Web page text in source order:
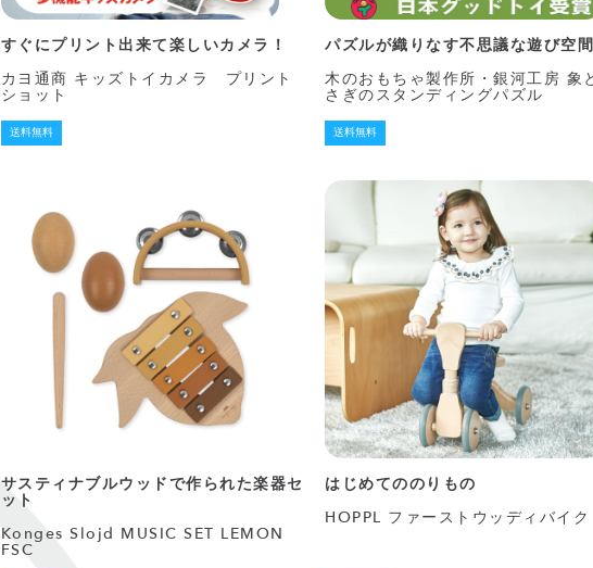
すぐにプリント出来て楽しいカメラ！
カヨ通商 キッズトイカメラ プリント
ショット
送料無料
パズルが織りなす不思議な遊び空間
木のおもちゃ製作所・銀河工房 象
さぎのスタンディングパズル
送料無料
サスティナブルウッドで作られた楽器セ
ット
Konges Slojd MUSIC SET LEMON
FSC
はじめてののりもの
HOPPL ファーストウッディバイク